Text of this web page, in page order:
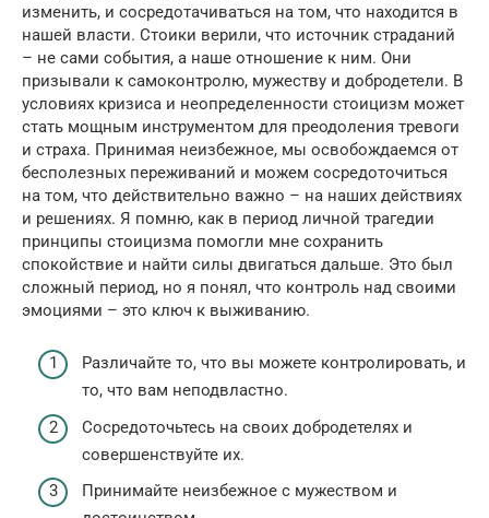
изменить, и сосредотачиваться на том, что находится в
нашей власти. Стоики верили, что источник страданий
– не сами события, а наше отношение к ним. Они
призывали к самоконтролю, мужеству и добродетели. В
условиях кризиса и неопределенности стоицизм может
стать мощным инструментом для преодоления тревоги
и страха. Принимая неизбежное, мы освобождаемся от
бесполезных переживаний и можем сосредоточиться
на том, что действительно важно – на наших действиях
и решениях. Я помню, как в период личной трагедии
принципы стоицизма помогли мне сохранить
спокойствие и найти силы двигаться дальше. Это был
сложный период, но я понял, что контроль над своими
эмоциями – это ключ к выживанию.
Различайте то, что вы можете контролировать, и
то, что вам неподвластно.
Сосредоточьтесь на своих добродетелях и
совершенствуйте их.
Принимайте неизбежное с мужеством и